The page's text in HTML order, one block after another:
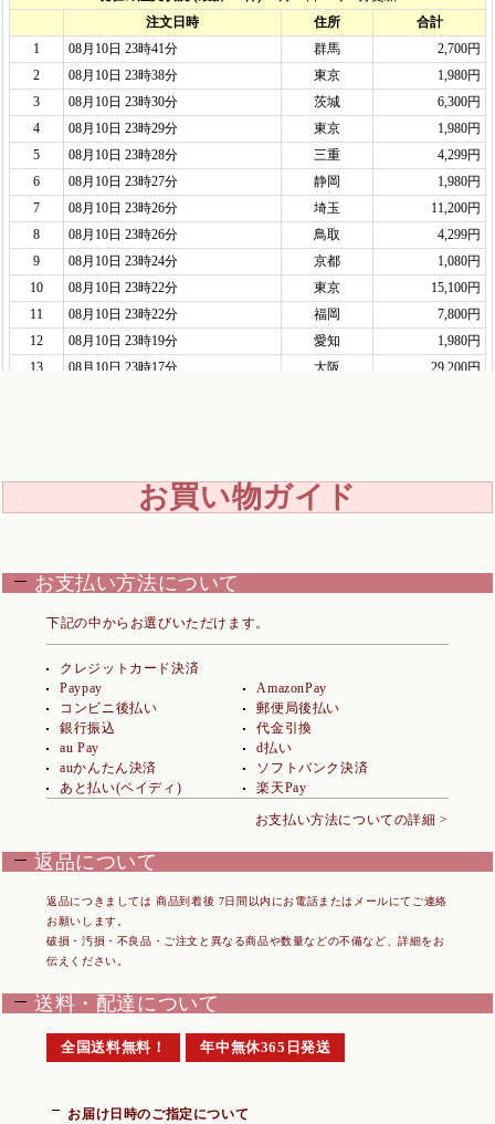
お買い物ガイド
お支払い方法について
下記の中からお選びいただけます。
クレジットカード決済
Paypay
AmazonPay
コンビニ後払い
郵便局後払い
銀行振込
代金引換
au Pay
d払い
auかんたん決済
ソフトバンク決済
あと払い(ペイディ)
楽天Pay
お支払い方法についての詳細 >
返品について
返品につきましては 商品到着後 7日間以内にお電話またはメールにてご連絡
お願いします。
破損・汚損・不良品・ご注文と異なる商品や数量などの不備など、詳細をお
伝えください。
送料・配達について
全国送料無料！ 年中無休365日発送
お届け日時のご指定について